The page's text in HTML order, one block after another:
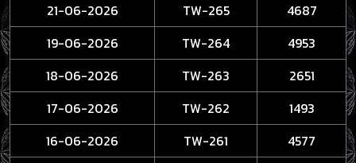
21-06-2026
TW-265
4687
19-06-2026
TW-264
4953
18-06-2026
TW-263
2651
17-06-2026
TW-262
1493
16-06-2026
TW-261
4577